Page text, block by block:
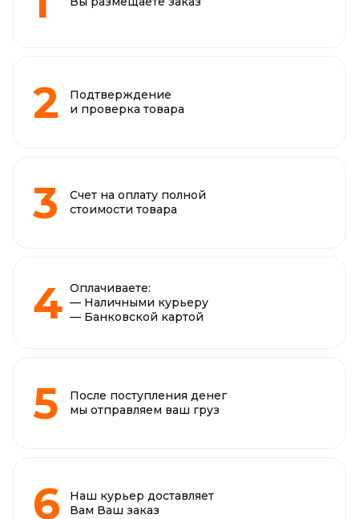
Подтверждение
и проверка товара
Счет на оплату полной
стоимости товара
Оплачиваете:
— Наличными курьеру
— Банковской картой
После поступления денег
мы отправляем ваш груз
Наш курьер доставляет
Вам Ваш заказ